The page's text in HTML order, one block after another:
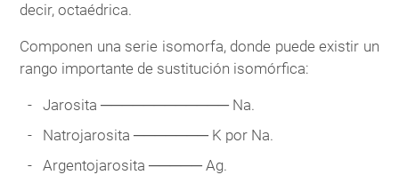
decir, octaédrica.
Componen una serie isomorfa, donde puede existir un
rango importante de sustitución isomórfica:
Jarosita ──────────── Na.
Natrojarosita ─────── K por Na.
Argentojarosita ───── Ag.